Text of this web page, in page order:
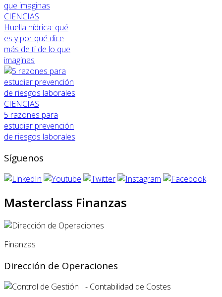
CIENCIAS
Huella hídrica: qué
es y por qué dice
más de ti de lo que
imaginas
CIENCIAS
5 razones para
estudiar prevención
de riesgos laborales
Síguenos
Masterclass Finanzas
Finanzas
Dirección de Operaciones